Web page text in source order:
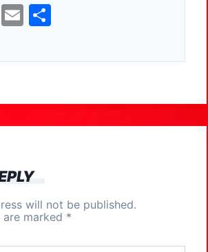
M E
ai ar
will not be published.
marked *